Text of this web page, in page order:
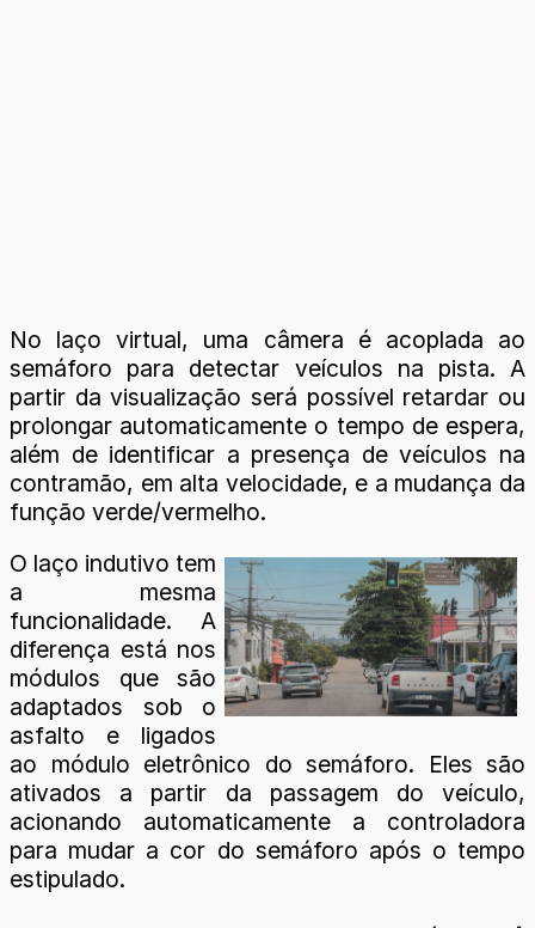
No laço virtual, uma câmera é acoplada ao
semáforo para detectar veículos na pista. A
partir da visualização será possível retardar ou
prolongar automaticamente o tempo de espera,
além de identificar a presença de veículos na
contramão, em alta velocidade, e a mudança da
função verde/vermelho.
O laço indutivo tem
a mesma
funcionalidade. A
diferença está nos
módulos que são
adaptados sob o
asfalto e ligados
ao módulo eletrônico do semáforo. Eles são
ativados a partir da passagem do veículo,
acionando automaticamente a controladora
para mudar a cor do semáforo após o tempo
estipulado.